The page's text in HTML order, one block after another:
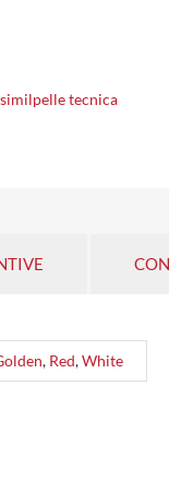
similpelle tecnica
, Red,White